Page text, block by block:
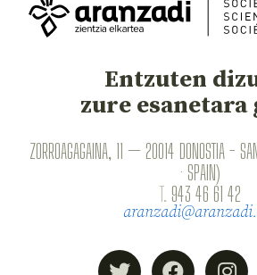
Entzuten
zure esanetara
ZORROAGAGAINA, 11 — 20014 DONOSTIA -
· SPAIN)
T. 943 46 61 42